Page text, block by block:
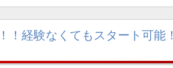
！経験なくてもスタート可能！